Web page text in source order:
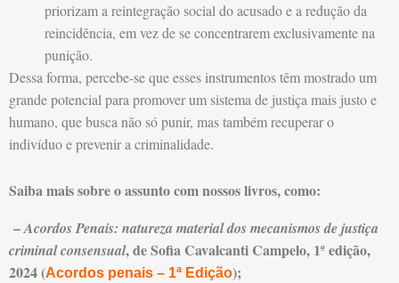
priorizam a reintegração social do acusado e a redução da
reincidência, em vez de se concentrarem exclusivamente na
punição.
Dessa forma, percebe-se que esses instrumentos têm mostrado um
grande potencial para promover um sistema de justiça mais justo e
humano, que busca não só punir, mas também recuperar o
indivíduo e prevenir a criminalidade.
Saiba mais sobre o assunto com nossos livros, como:
–Acordos Penais: natureza material dos mecanismos de justiça
criminal consensual, de Sofia Cavalcanti Campelo, 1ª edição,
2024 (Acordos penais – 1ª Edição);